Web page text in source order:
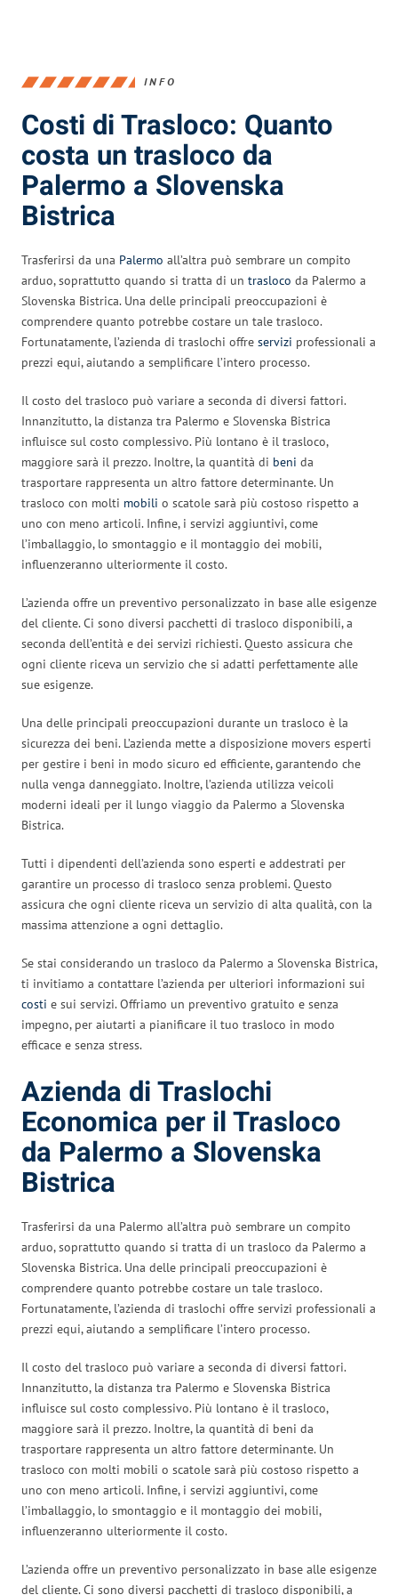
INFO
Costi di Trasloco: Quanto
costa un trasloco da
Palermo a Slovenska
Bistrica
Trasferirsi da una Palermo all’altra può sembrare un compito
arduo, soprattutto quando si tratta di un trasloco da Palermo a
Slovenska Bistrica. Una delle principali preoccupazioni è
comprendere quanto potrebbe costare un tale trasloco.
Fortunatamente, l’azienda di traslochi offre servizi professionali a
prezzi equi, aiutando a semplificare l’intero processo.
Il costo del trasloco può variare a seconda di diversi fattori.
Innanzitutto, la distanza tra Palermo e Slovenska Bistrica
influisce sul costo complessivo. Più lontano è il trasloco,
maggiore sarà il prezzo. Inoltre, la quantità di beni da
trasportare rappresenta un altro fattore determinante. Un
trasloco con molti mobili o scatole sarà più costoso rispetto a
uno con meno articoli. Infine, i servizi aggiuntivi, come
l’imballaggio, lo smontaggio e il montaggio dei mobili,
influenzeranno ulteriormente il costo.
L’azienda offre un preventivo personalizzato in base alle esigenze
del cliente. Ci sono diversi pacchetti di trasloco disponibili, a
seconda dell’entità e dei servizi richiesti. Questo assicura che
ogni cliente riceva un servizio che si adatti perfettamente alle
sue esigenze.
Una delle principali preoccupazioni durante un trasloco è la
sicurezza dei beni. L’azienda mette a disposizione movers esperti
per gestire i beni in modo sicuro ed efficiente, garantendo che
nulla venga danneggiato. Inoltre, l’azienda utilizza veicoli
moderni ideali per il lungo viaggio da Palermo a Slovenska
Bistrica.
Tutti i dipendenti dell’azienda sono esperti e addestrati per
garantire un processo di trasloco senza problemi. Questo
assicura che ogni cliente riceva un servizio di alta qualità, con la
massima attenzione a ogni dettaglio.
Se stai considerando un trasloco da Palermo a Slovenska Bistrica,
ti invitiamo a contattare l’azienda per ulteriori informazioni sui
costi e sui servizi. Offriamo un preventivo gratuito e senza
impegno, per aiutarti a pianificare il tuo trasloco in modo
efficace e senza stress.
Azienda di Traslochi
Economica per il Trasloco
da Palermo a Slovenska
Bistrica
Trasferirsi da una Palermo all’altra può sembrare un compito
arduo, soprattutto quando si tratta di un trasloco da Palermo a
Slovenska Bistrica. Una delle principali preoccupazioni è
comprendere quanto potrebbe costare un tale trasloco.
Fortunatamente, l’azienda di traslochi offre servizi professionali a
prezzi equi, aiutando a semplificare l’intero processo.
Il costo del trasloco può variare a seconda di diversi fattori.
Innanzitutto, la distanza tra Palermo e Slovenska Bistrica
influisce sul costo complessivo. Più lontano è il trasloco,
maggiore sarà il prezzo. Inoltre, la quantità di beni da
trasportare rappresenta un altro fattore determinante. Un
trasloco con molti mobili o scatole sarà più costoso rispetto a
uno con meno articoli. Infine, i servizi aggiuntivi, come
l’imballaggio, lo smontaggio e il montaggio dei mobili,
influenzeranno ulteriormente il costo.
L’azienda offre un preventivo personalizzato in base alle esigenze
del cliente. Ci sono diversi pacchetti di trasloco disponibili, a